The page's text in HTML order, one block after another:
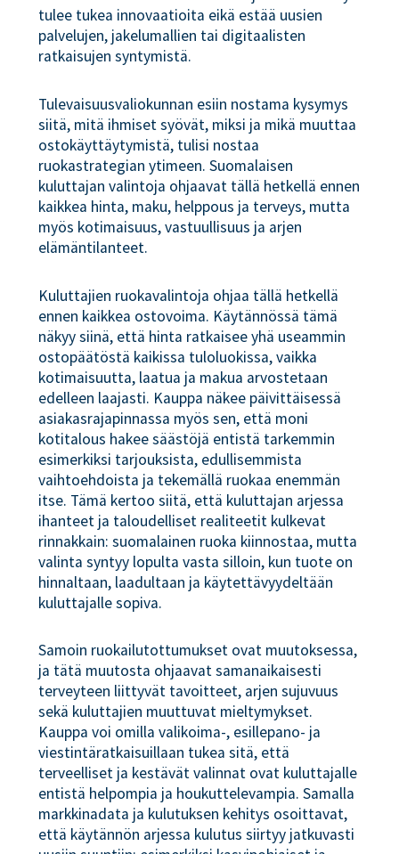
tulee tukea innovaatioita eikä estää uusien
palvelujen, jakelumallien tai digitaalisten
ratkaisujen syntymistä.
Tulevaisuusvaliokunnan esiin nostama kysymys
siitä, mitä ihmiset syövät, miksi ja mikä muuttaa
ostokäyttäytymistä, tulisi nostaa
ruokastrategian ytimeen. Suomalaisen
kuluttajan valintoja ohjaavat tällä hetkellä ennen
kaikkea hinta, maku, helppous ja terveys, mutta
myös kotimaisuus, vastuullisuus ja arjen
elämäntilanteet.
Kuluttajien ruokavalintoja ohjaa tällä hetkellä
ennen kaikkea ostovoima. Käytännössä tämä
näkyy siinä, että hinta ratkaisee yhä useammin
ostopäätöstä kaikissa tuloluokissa, vaikka
kotimaisuutta, laatua ja makua arvostetaan
edelleen laajasti. Kauppa näkee päivittäisessä
asiakasrajapinnassa myös sen, että moni
kotitalous hakee säästöjä entistä tarkemmin
esimerkiksi tarjouksista, edullisemmista
vaihtoehdoista ja tekemällä ruokaa enemmän
itse. Tämä kertoo siitä, että kuluttajan arjessa
ihanteet ja taloudelliset realiteetit kulkevat
rinnakkain: suomalainen ruoka kiinnostaa, mutta
valinta syntyy lopulta vasta silloin, kun tuote on
hinnaltaan, laadultaan ja käytettävyydeltään
kuluttajalle sopiva.
Samoin ruokailutottumukset ovat muutoksessa,
ja tätä muutosta ohjaavat samanaikaisesti
terveyteen liittyvät tavoitteet, arjen sujuvuus
sekä kuluttajien muuttuvat mieltymykset.
Kauppa voi omilla valikoima-, esillepano- ja
viestintäratkaisuillaan tukea sitä, että
terveelliset ja kestävät valinnat ovat kuluttajalle
entistä helpompia ja houkuttelevampia. Samalla
markkinadata ja kulutuksen kehitys osoittavat,
että käytännön arjessa kulutus siirtyy jatkuvasti